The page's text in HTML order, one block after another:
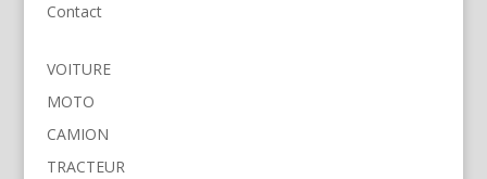
Contact
VOITURE
MOTO
CAMION
TRACTEUR